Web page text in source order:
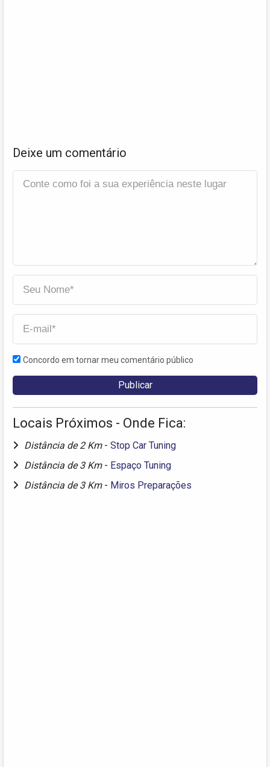
Deixe um comentário
Concordo em tornar meu comentário público
Locais Próximos - Onde Fica:
Distância de 2 Km - Stop Car Tuning
Distância de 3 Km - Espaço Tuning
Distância de 3 Km - Miros Preparações